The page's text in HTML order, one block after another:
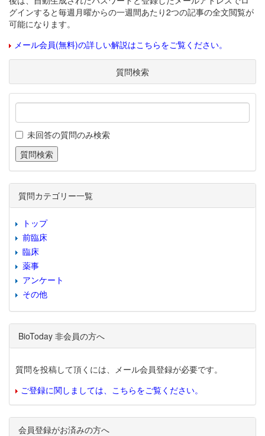
グインすると毎週月曜からの一週間あたり2つの記事の全文閲覧が
可能になります。
メール会員(無料)の詳しい解説はこちらをご覧ください。
質問検索
未回答の質問のみ検索
質問カテゴリー一覧
トップ
前臨床
臨床
薬事
アンケート
その他
BioToday 非会員の方へ
質問を投稿して頂くには、メール会員登録が必要です。
ご登録に関しましては、こちらをご覧ください。
会員登録がお済みの方へ